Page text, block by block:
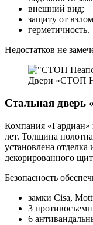
внешний вид;
защиту от
герметичность.
Недостатков не
Двери «СТОП
Стальная дверь
Компания «Гардиан»
лет. Толщина
установлена
декорированного
Безопасность
замки Cisa,
3
6